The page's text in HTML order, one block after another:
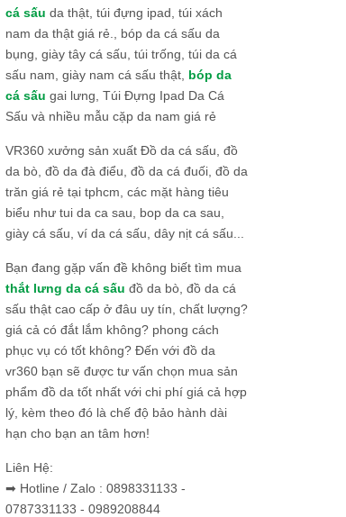
cá sấu da thật, túi đựng ipad, túi xách
nam da thật giá rẻ., bóp da cá sấu da
bụng, giày tây cá sấu, túi trống, túi da cá
sấu nam, giày nam cá sấu thật, bóp da
cá sấu gai lưng, Túi Đựng Ipad Da Cá
Sấu và nhiều mẫu cặp da nam giá rẻ
VR360 xưởng sản xuất Đồ da cá sấu, đồ
da bò, đồ da đà điểu, đồ da cá đuối, đồ da
trăn giá rẻ tại tphcm, các mặt hàng tiêu
biểu như tui da ca sau, bop da ca sau,
giày cá sấu, ví da cá sấu, dây nịt cá sấu...
Bạn đang gặp vấn đề không biết tìm mua
thắt lưng da cá sấu đồ da bò, đồ da cá
sấu thật cao cấp ở đâu uy tín, chất lượng?
giá cả có đắt lắm không? phong cách
phục vụ có tốt không? Đến với đồ da
vr360 bạn sẽ được tư vấn chọn mua sản
phẩm đồ da tốt nhất với chi phí giá cả hợp
lý, kèm theo đó là chế độ bảo hành dài
hạn cho bạn an tâm hơn!
Liên Hệ:
➡ Hotline / Zalo : 0898331133 -
0787331133 - 0989208844